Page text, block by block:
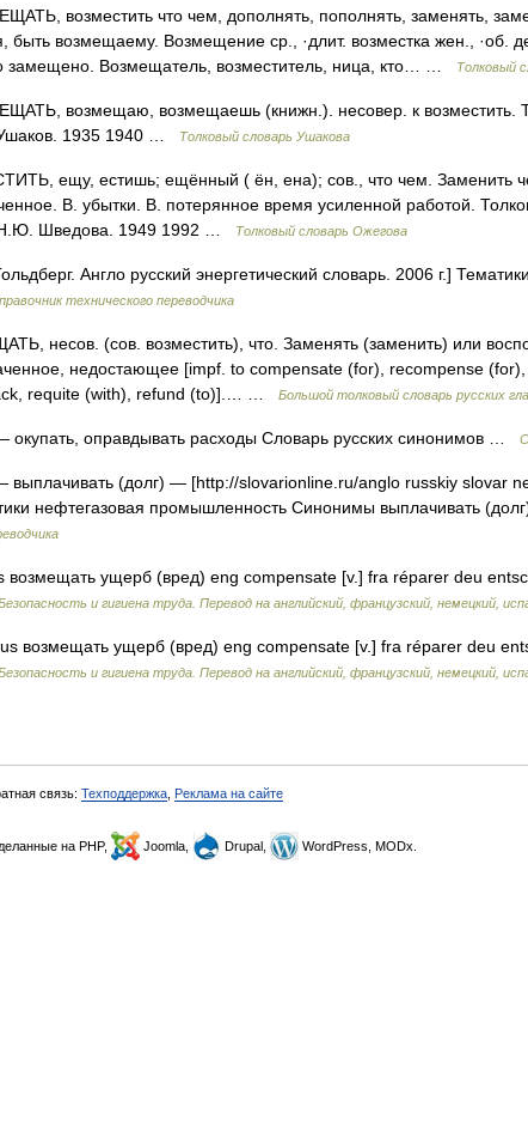
возместить что чем, дополнять, пополнять, заменять,
быть возмещаему. Возмещение ср., ·длит. возместка жен., ·об.
замещено. Возмещатель, возместитель, ница, кто… …
Толковый
возмещаю, возмещаешь (книжн.). несовер. к возместить.
1935 1940 …
Толковый словарь Ушакова
ещу, естишь; ещённый ( ён, ена); сов., что чем. Заменить
В. убытки. В. потерянное время усиленной работой.
Шведова. 1949 1992 …
Толковый словарь Ожегова
Англо русский энергетический словарь. 2006 г.]
технического переводчика
несов. (сов. возместить), что. Заменять (заменить) или
недостающее [impf. to compensate (for), recompense
requite (with), refund (to)].… …
Большой толковый словарь русских
окупать, оправдывать расходы Словарь русских синонимов …
выплачивать (долг) — [http://slovarionline.ru/anglo russkiy slovar
нефтегазовая промышленность Синонимы выплачивать
ущерб (вред) eng compensate [v.] fra réparer deu
и гигиена труда. Перевод на английский, французский, немецкий,
возмещать ущерб (вред) eng compensate [v.] fra réparer deu
и гигиена труда. Перевод на английский, французский, немецкий,
связь: Техподдержка Реклама на сайте
на PHP, Joomla, Drupal, WordPress, MODx.